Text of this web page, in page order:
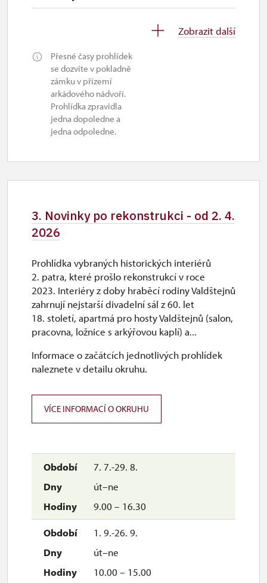
10.00 – 15.00
Zobrazit další
Přesné časy prohlídek
se dozvíte v pokladně
zámku v přízemí
arkádového nádvoří.
Prohlídka zpravidla
jedna dopoledne a
jedna odpoledne.
3. Novinky po rekonstrukci - od 2. 4.
2026
7. 7.-29. 8.
út–ne
9.00 – 16.30
1. 9.-26. 9.
út–ne
10.00 – 15.00
Prohlídka vybraných historických interiérů
2. patra, které prošlo rekonstrukcí v roce
2023. Interiéry z doby hraběcí rodiny Valdštejnů
zahrnují nejstarší divadelní sál z 60. let
18. století, apartmá pro hosty Valdštejnů (salon,
pracovna, ložnice s arkýřovou kaplí) a...
Informace o začátcích jednotlivých prohlídek
naleznete v detailu okruhu.
VÍCE INFORMACÍ O OKRUHU